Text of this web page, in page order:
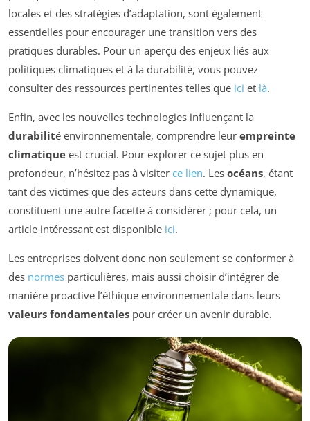
locales et des stratégies d’adaptation, sont également
essentielles pour encourager une transition vers des
pratiques durables. Pour un aperçu des enjeux liés aux
politiques climatiques et à la durabilité, vous pouvez
consulter des ressources pertinentes telles que ici et là.
Enfin, avec les nouvelles technologies influençant la
durabilité environnementale, comprendre leur empreinte
climatique est crucial. Pour explorer ce sujet plus en
profondeur, n’hésitez pas à visiter ce lien. Les océans, étant
tant des victimes que des acteurs dans cette dynamique,
constituent une autre facette à considérer ; pour cela, un
article intéressant est disponible ici.
Les entreprises doivent donc non seulement se conformer à
des normes particulières, mais aussi choisir d’intégrer de
manière proactive l’éthique environnementale dans leurs
valeurs fondamentales pour créer un avenir durable.